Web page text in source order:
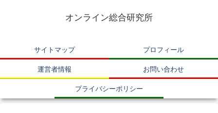
オンライン総合研究所
サイトマップ プロフィール
運営者情報 お問い合わせ
プライバシーポリシー